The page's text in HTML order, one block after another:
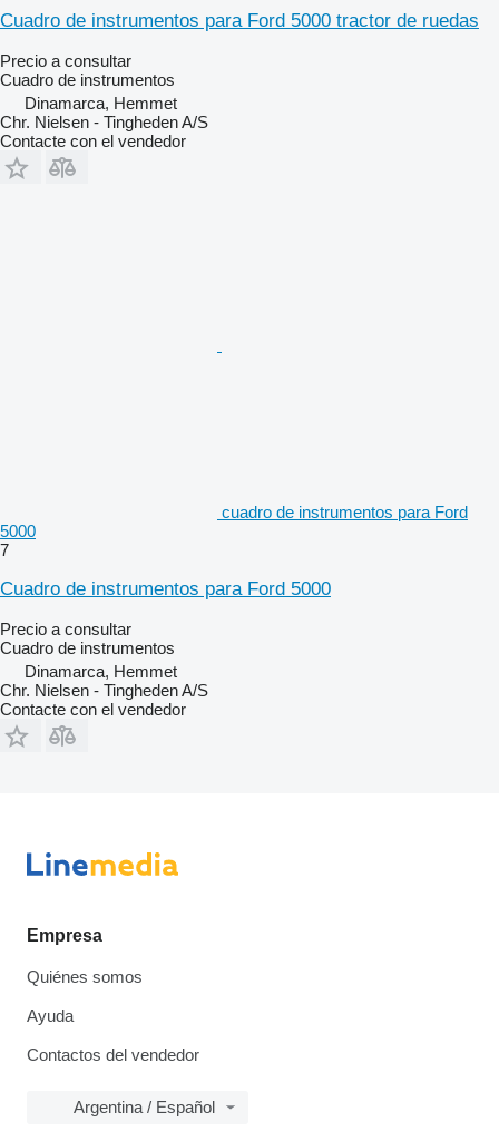
Cuadro de instrumentos para Ford 5000 tractor de ruedas
Precio a consultar
Cuadro de instrumentos
Dinamarca, Hemmet
Chr. Nielsen - Tingheden A/S
Contacte con el vendedor
cuadro de instrumentos para Ford
5000
7
Cuadro de instrumentos para Ford 5000
Precio a consultar
Cuadro de instrumentos
Dinamarca, Hemmet
Chr. Nielsen - Tingheden A/S
Contacte con el vendedor
Empresa
Quiénes somos
Ayuda
Contactos del vendedor
Argentina / Español